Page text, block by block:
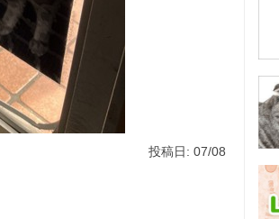
投稿日: 07/08